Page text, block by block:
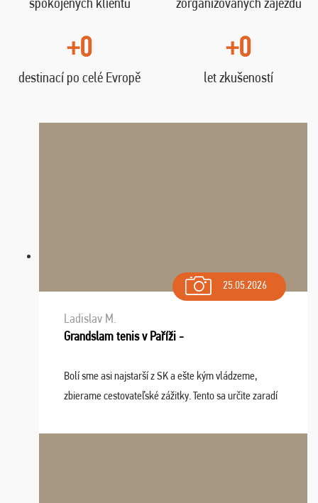
+0
destinací po celé Evropě
+0
let zkušeností
25.05.2026
Ladislav M.
Grandslam tenis v Paříži -
Bolí sme asi najstarší z SK a ešte kým vládzeme,
zbierame cestovateľské zážitky. Tento sa určite zaradí
osudu - pohodový šefík Meďo, dobrá parti ...